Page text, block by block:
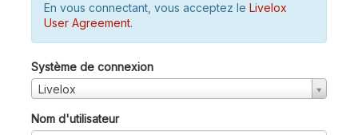
En vous connectant, vous acceptez le Livelox
User Agreement.
Système de connexion
Livelox
Nom d'utilisateur